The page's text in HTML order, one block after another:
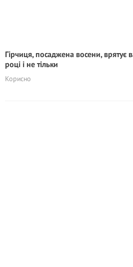
Гірчиця, посаджена восени, врятує
році і не тільки
Корисно